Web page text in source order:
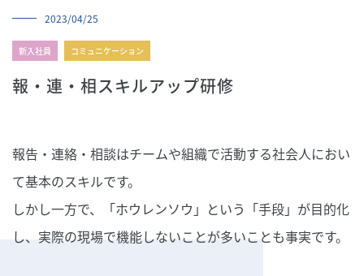
2023/04/25
新入社員 コミュニケーション
報・連・相スキルアップ研修
報告・連絡・相談はチームや組織で活動する社会人におい
て基本のスキルです。
しかし一方で、「ホウレンソウ」という「手段」が目的化
し、実際の現場で機能しないことが多いことも事実です。